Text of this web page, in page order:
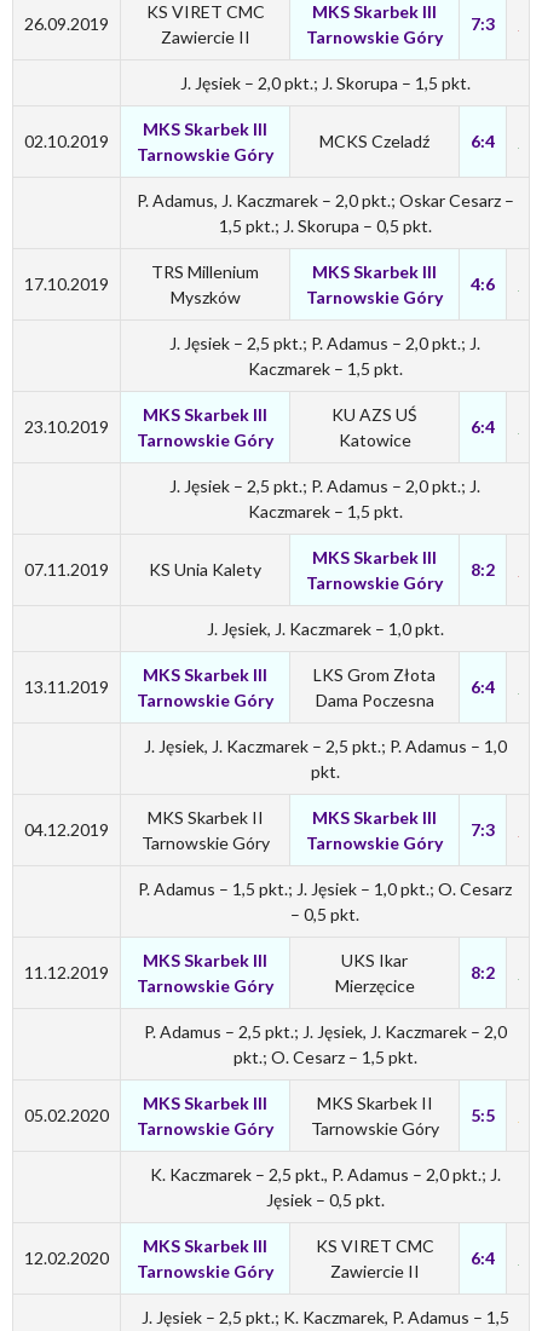
26.09.2019
KS VIRET CMC
Zawiercie II
MKS Skarbek III
Tarnowskie Góry
7:3
J. Jęsiek – 2,0 pkt.; J. Skorupa – 1,5 pkt.
02.10.2019
MKS Skarbek III
Tarnowskie Góry
MCKS Czeladź 6:4
P. Adamus, J. Kaczmarek – 2,0 pkt.; Oskar Cesarz –
1,5 pkt.; J. Skorupa – 0,5 pkt.
17.10.2019
TRS Millenium
Myszków
MKS Skarbek III
Tarnowskie Góry
4:6
J. Jęsiek – 2,5 pkt.; P. Adamus – 2,0 pkt.; J.
Kaczmarek – 1,5 pkt.
23.10.2019
MKS Skarbek III
Tarnowskie Góry
KU AZS UŚ
Katowice
6:4
J. Jęsiek – 2,5 pkt.; P. Adamus – 2,0 pkt.; J.
Kaczmarek – 1,5 pkt.
07.11.2019 KS Unia Kalety
MKS Skarbek III
Tarnowskie Góry
8:2
J. Jęsiek, J. Kaczmarek – 1,0 pkt.
13.11.2019
MKS Skarbek III
Tarnowskie Góry
LKS Grom Złota
Dama Poczesna
6:4
J. Jęsiek, J. Kaczmarek – 2,5 pkt.; P. Adamus – 1,0
pkt.
04.12.2019
MKS Skarbek II
Tarnowskie Góry
MKS Skarbek III
Tarnowskie Góry
7:3
P. Adamus – 1,5 pkt.; J. Jęsiek – 1,0 pkt.; O. Cesarz
– 0,5 pkt.
11.12.2019
MKS Skarbek III
Tarnowskie Góry
UKS Ikar
Mierzęcice
8:2
P. Adamus – 2,5 pkt.; J. Jęsiek, J. Kaczmarek – 2,0
pkt.; O. Cesarz – 1,5 pkt.
05.02.2020
MKS Skarbek III
Tarnowskie Góry
MKS Skarbek II
Tarnowskie Góry
5:5
K. Kaczmarek – 2,5 pkt., P. Adamus – 2,0 pkt.; J.
Jęsiek – 0,5 pkt.
12.02.2020
MKS Skarbek III
Tarnowskie Góry
KS VIRET CMC
Zawiercie II
6:4
J. Jęsiek – 2,5 pkt.; K. Kaczmarek, P. Adamus – 1,5